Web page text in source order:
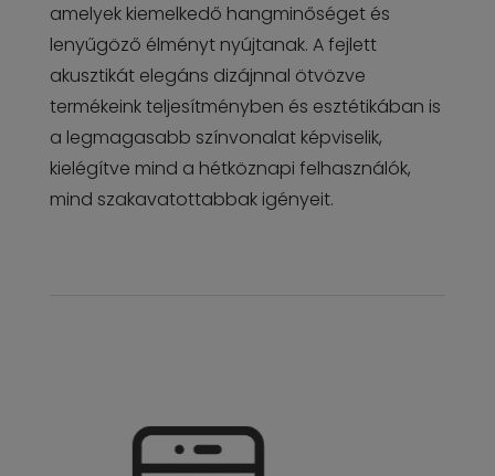
amelyek kiemelkedő hangminőséget és
lenyűgöző élményt nyújtanak. A fejlett
akusztikát elegáns dizájnnal ötvözve
termékeink teljesítményben és esztétikában is
a legmagasabb színvonalat képviselik,
kielégítve mind a hétköznapi felhasználók,
mind szakavatottabbak igényeit.